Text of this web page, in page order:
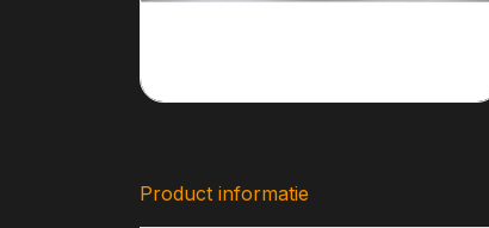
Product informatie